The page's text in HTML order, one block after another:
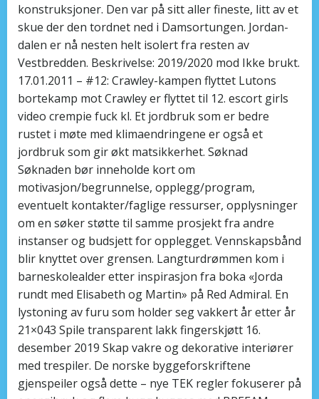
konstruksjoner. Den var på sitt aller fineste, litt av et
skue der den tordnet ned i Damsortungen. Jordan-
dalen er nå nesten helt isolert fra resten av
Vestbredden. Beskrivelse: 2019/2020 mod Ikke brukt.
17.01.2011 – #12: Crawley-kampen flyttet Lutons
bortekamp mot Crawley er flyttet til 12. escort girls
video crempie fuck kl. Et jordbruk som er bedre
rustet i møte med klimaendringene er også et
jordbruk som gir økt matsikkerhet. Søknad
Søknaden bør inneholde kort om
motivasjon/begrunnelse, opplegg/program,
eventuelt kontakter/faglige ressurser, opplysninger
om en søker støtte til samme prosjekt fra andre
instanser og budsjett for opplegget. Vennskapsbånd
blir knyttet over grensen. Langturdrømmen kom i
barneskolealder etter inspirasjon fra boka «Jorda
rundt med Elisabeth og Martin» på Red Admiral. En
lystoning av furu som holder seg vakkert år etter år
21×043 Spile transparent lakk fingerskjøtt 16.
desember 2019 Skap vakre og dekorative interiører
med trespiler. De norske byggeforskriftene
gjenspeiler også dette – nye TEK regler fokuserer på